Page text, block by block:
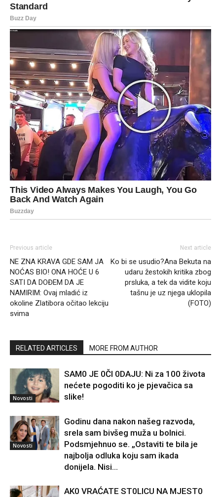
Previous article
NE ZNA KRAVA GDE SAM JA
NOĆAS BIO! ONA HOĆE U 6
SATI DA DOĐEM DA JE
NAMIRIM: Ovaj mladić iz
okoline Zlatibora očitao lekciju
svima
Next article
Ko bi se usudio?Ana Bekuta na
udaru žestokih kritika zbog
prsluka, a tek da vidite koju
tašnu je uz njega uklopila
(FOTO)
RELATED ARTICLES MORE FROM AUTHOR
Novosti
SAM0 JE 0Čl 0DAJU: Ni za 100 života
nećete pogoditi ko je pjevačica sa
slike!
Novosti
Godinu dana nakon našeg razvoda,
srela sam bivšeg muža u bolnici.
Podsmjehnuo se. „Ostaviti te bila je
najbolja odluka koju sam ikada
donijela. Nisi...
AK0 VRAĆATE ST0LlCU NA MJEST0